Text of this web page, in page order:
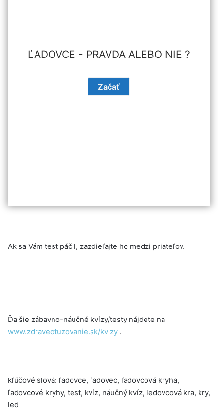
ĽADOVCE - PRAVDA ALEBO NIE ?
Ak sa Vám test páčil, zazdieľajte ho medzi priateľov.
Ďalšie zábavno-náučné kvízy/testy nájdete na
www.zdraveotuzovanie.sk/kvizy .
kľúčové slová: ľadovce, ľadovec, ľadovcová kryha,
ľadovcové kryhy, test, kvíz, náučný kvíz, ledovcová kra, kry,
led